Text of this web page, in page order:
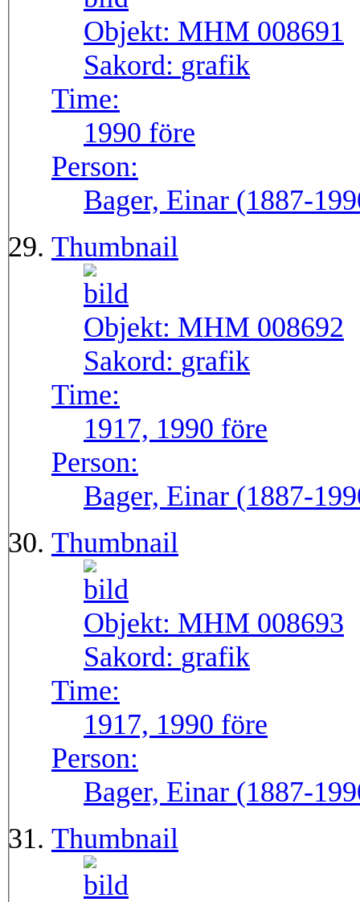
Objekt: MHM 008691
Sakord: grafik
Time:
1990 före
Person:
Bager, Einar (1887-
Thumbnail
Objekt: MHM 008692
Sakord: grafik
Time:
1917, 1990 före
Person:
Bager, Einar (1887-
Thumbnail
Objekt: MHM 008693
Sakord: grafik
Time:
1917, 1990 före
Person:
Bager, Einar (1887-
Thumbnail